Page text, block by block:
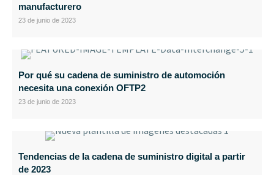
manufacturero
23 de junio de 2023
Por qué su cadena de suministro de automoción
necesita una conexión OFTP2
23 de junio de 2023
Tendencias de la cadena de suministro digital a partir
de 2023